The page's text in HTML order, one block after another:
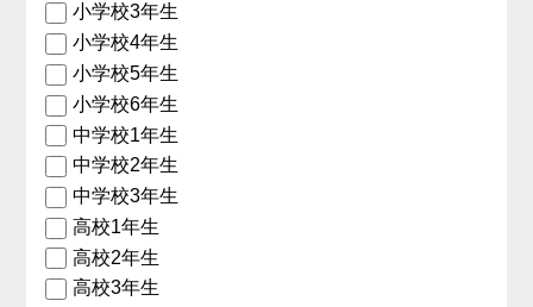
小学校3年生
小学校4年生
小学校5年生
小学校6年生
中学校1年生
中学校2年生
中学校3年生
高校1年生
高校2年生
高校3年生